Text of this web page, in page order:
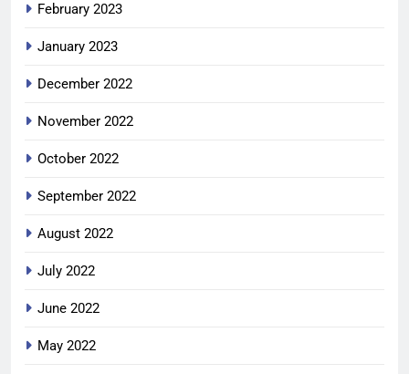
February 2023
January 2023
December 2022
November 2022
October 2022
September 2022
August 2022
July 2022
June 2022
May 2022